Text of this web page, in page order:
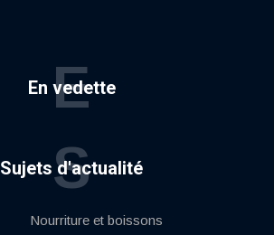
En vedette
E
Sujets d'actualité
S
Nourriture et boissons